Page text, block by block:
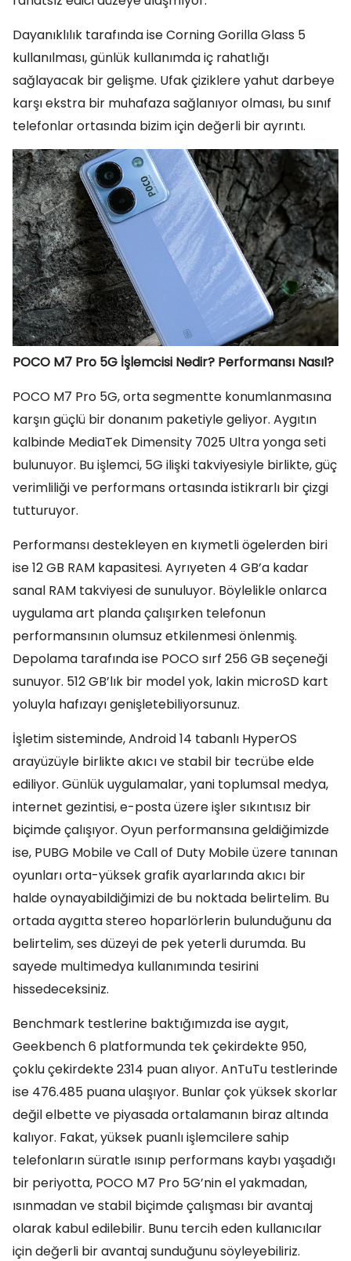
Dayanıklılık tarafında ise Corning Gorilla Glass 5
kullanılması, günlük kullanımda iç rahatlığı
sağlayacak bir gelişme. Ufak çiziklere yahut darbeye
karşı ekstra bir muhafaza sağlanıyor olması, bu sınıf
telefonlar ortasında bizim için değerli bir ayrıntı.
POCO M7 Pro 5G İşlemcisi Nedir? Performansı Nasıl?
POCO M7 Pro 5G, orta segmentte konumlanmasına
karşın güçlü bir donanım paketiyle geliyor. Aygıtın
kalbinde MediaTek Dimensity 7025 Ultra yonga seti
bulunuyor. Bu işlemci, 5G ilişki takviyesiyle birlikte, güç
verimliliği ve performans ortasında istikrarlı bir çizgi
tutturuyor.
Performansı destekleyen en kıymetli ögelerden biri
ise 12 GB RAM kapasitesi. Ayrıyeten 4 GB’a kadar
sanal RAM takviyesi de sunuluyor. Böylelikle onlarca
uygulama art planda çalışırken telefonun
performansının olumsuz etkilenmesi önlenmiş.
Depolama tarafında ise POCO sırf 256 GB seçeneği
sunuyor. 512 GB’lık bir model yok, lakin microSD kart
yoluyla hafızayı genişletebiliyorsunuz.
İşletim sisteminde, Android 14 tabanlı HyperOS
arayüzüyle birlikte akıcı ve stabil bir tecrübe elde
ediliyor. Günlük uygulamalar, yani toplumsal medya,
internet gezintisi, e-posta üzere işler sıkıntısız bir
biçimde çalışıyor. Oyun performansına geldiğimizde
ise, PUBG Mobile ve Call of Duty Mobile üzere tanınan
oyunları orta-yüksek grafik ayarlarında akıcı bir
halde oynayabildiğimizi de bu noktada belirtelim. Bu
ortada aygıtta stereo hoparlörlerin bulunduğunu da
belirtelim, ses düzeyi de pek yeterli durumda. Bu
sayede multimedya kullanımında tesirini
hissedeceksiniz.
Benchmark testlerine baktığımızda ise aygıt,
Geekbench 6 platformunda tek çekirdekte 950,
çoklu çekirdekte 2314 puan alıyor. AnTuTu testlerinde
ise 476.485 puana ulaşıyor. Bunlar çok yüksek skorlar
değil elbette ve piyasada ortalamanın biraz altında
kalıyor. Fakat, yüksek puanlı işlemcilere sahip
telefonların süratle ısınıp performans kaybı yaşadığı
bir periyotta, POCO M7 Pro 5G’nin el yakmadan,
ısınmadan ve stabil biçimde çalışması bir avantaj
olarak kabul edilebilir. Bunu tercih eden kullanıcılar
için değerli bir avantaj sunduğunu söyleyebiliriz.